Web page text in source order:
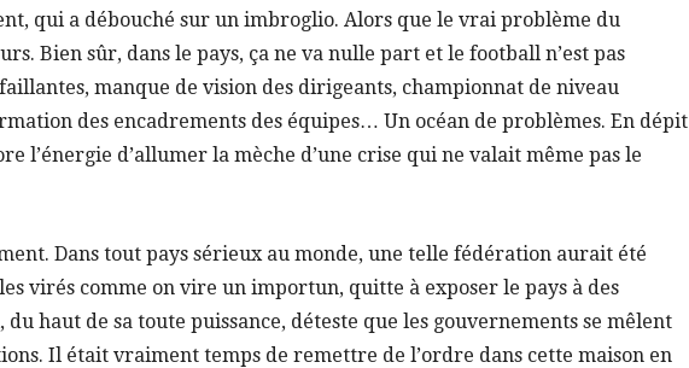
qui a débouché sur un imbroglio. Alors que le vrai problème du
Bien sûr, dans le pays, ça ne va nulle part et le football n’est pas
manque de vision des dirigeants, championnat de niveau
des encadrements des équipes… Un océan de problèmes. En dépit
l’énergie d’allumer la mèche d’une crise qui ne valait même pas le
Dans tout pays sérieux au monde, une telle fédération aurait été
virés comme on vire un importun, quitte à exposer le pays à des
du haut de sa toute puissance, déteste que les gouvernements se mêlent
Il était vraiment temps de remettre de l’ordre dans cette maison en